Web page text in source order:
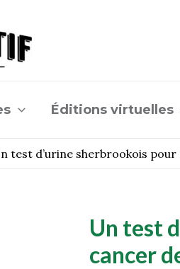
Éditions virtuelles
test d’urine sherbrookois
Un test
cancer